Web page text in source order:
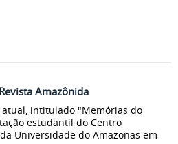
Amazônida
intitulado "Memórias do
estudantil do Centro
Universidade do Amazonas em